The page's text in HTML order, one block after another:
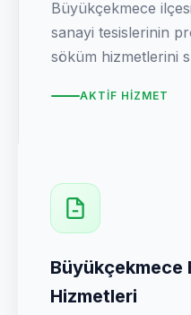
Büyükçekmece
sanayi tesislerinin
söküm hizmetlerini
AKTIF HIZMET
Büyükçekmece
Hizmetleri